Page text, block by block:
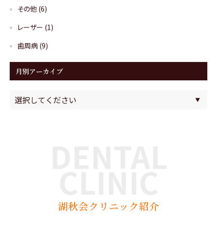
その他 (6)
レーザー (1)
歯周病 (9)
月別アーカイブ
湖秋会クリニック紹介